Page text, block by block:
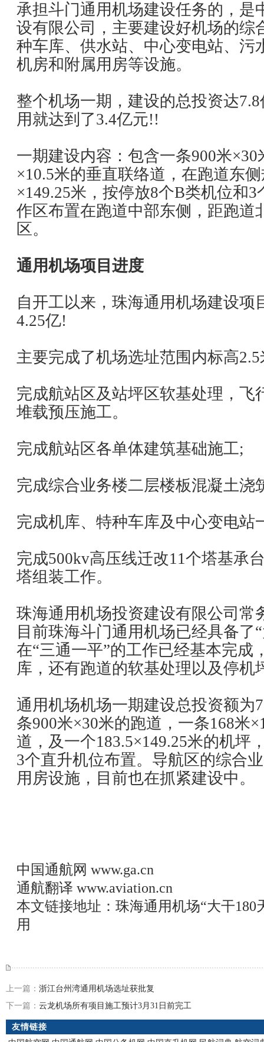
承担斗门通用机场建设任务的，是
设有限公司，主要建设好机场的综
种车库、供水站、中心变电站、污
机房和附属用房等设施。
整个机场一期，建设的总投资达
用就达到了3.4亿元!!
一期建设内容：包含一条900米×30
×10.5米的垂直联络道，在跑道东
×149.25米，按停放8个B类机位和
作区布置在跑道中部东侧，距跑道
区。
通用机场项目进度
自开工以来，珠海通用机场建设项
4.25亿!
主要完成了机场选址范围内标高
完成航站区及站坪区软基处理，飞
堆载预压施工。
完成航站区各单体建筑基础施工;
完成综合业务楼二层楼板混凝土浇
完成机库、特种车库及中心变电站
完成500kv高压线迁改11个塔基承
塔组装工作。
珠海通用机场投资建设有限公司常
目前珠海斗门通用机场已经具备了
在“三通一平”的工作已经基本完成
库，还有跑道的软基处理以及停机
通用机场机场一期建设总投资额为
条900米×30米的跑道，一条168米
道，及一个183.5×149.25米的机坪
3个直升机位布置。导航区的综合
用房设施，目前也在抓紧建设中。
中国通航网 www.ga.cn
通航翻译 www.aviation.cn
本文链接地址： 珠海通用机场“大干180
用
上一篇： 浙江台州湾通用机场选址获批复
下一篇： 云龙机场所有项目施工预计3月31日前完工
友情链接